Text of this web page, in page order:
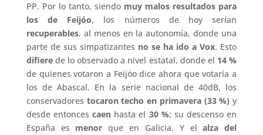
PP. Por lo tanto, siendo muy malos resultados para
los de Feijóo, los números de hoy serían
recuperables, al menos en la autonomía, donde una
parte de sus simpatizantes no se ha ido a Vox. Esto
difierede lo observado a nivel estatal, donde el 14 %
de quienes votaron a Feijóo dice ahora que votaría a
los de Abascal. En la serie nacional de 40dB, los
conservadores tocaron techo en primavera (33 %) y
desde entoncescaen hasta el 30 %; su descenso en
España es menor que en Galicia. Y elalza del